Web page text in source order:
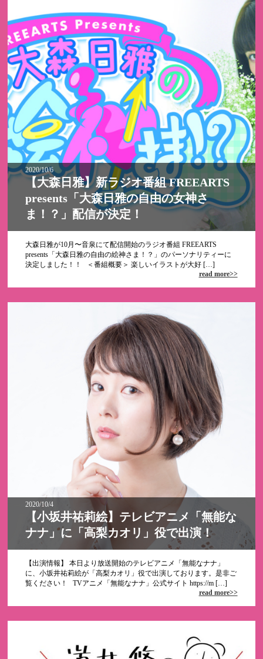
2020/10/6
【大森日雅】新ラジオ番組 FREEARTS
presents「大森日雅の自由の女神さ
ま！？」配信が決定！
大森日雅が10月〜音泉にて配信開始のラジオ番組 FREEARTS
presents「大森日雅の自由の絵神さま！？」のパーソナリティーに
決定しました！！ ＜番組概要＞ 楽しいイラストが大好 […]
read more>>
2020/10/4
【小坂井祐莉絵】テレビアニメ「無能な
ナナ」に「高梨カオリ」役で出演！
【出演情報】 本日より放送開始のテレビアニメ「無能なナナ」
に、小坂井祐莉絵が「高梨カオリ」役で出演しております。是非ご
覧ください！ TVアニメ「無能なナナ」公式サイト https://m […]
read more>>